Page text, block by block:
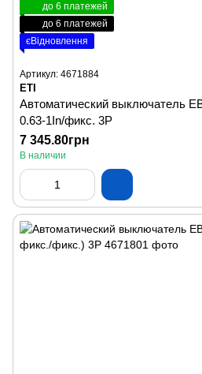
до 6 платежей
до 6 платежей
єВідновлення
Артикул: 4671884
ETI
Автоматический выключатель
0.63-1In/фикс. 3P
7 345.80грн
В наличии